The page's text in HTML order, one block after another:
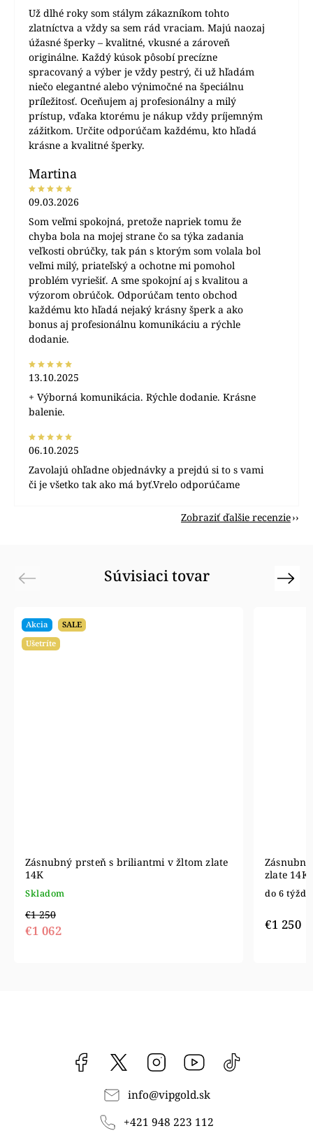
Už dlhé roky som stálym zákazníkom tohto
zlatníctva a vždy sa sem rád vraciam. Majú naozaj
úžasné šperky – kvalitné, vkusné a zároveň
originálne. Každý kúsok pôsobí precízne
spracovaný a výber je vždy pestrý, či už hľadám
niečo elegantné alebo výnimočné na špeciálnu
príležitosť. Oceňujem aj profesionálny a milý
prístup, vďaka ktorému je nákup vždy príjemným
zážitkom. Určite odporúčam každému, kto hľadá
krásne a kvalitné šperky.
Martina
09.03.2026
Som veľmi spokojná, pretože napriek tomu že
chyba bola na mojej strane čo sa týka zadania
veľkosti obrúčky, tak pán s ktorým som volala bol
veľmi milý, priateľský a ochotne mi pomohol
problém vyriešiť. A sme spokojní aj s kvalitou a
výzorom obrúčok. Odporúčam tento obchod
každému kto hľadá nejaký krásny šperk a ako
bonus aj profesionálnu komunikáciu a rýchle
dodanie.
13.10.2025
+ Výborná komunikácia. Rýchle dodanie. Krásne
balenie.
06.10.2025
Zavolajú ohľadne objednávky a prejdú si to s vami
či je všetko tak ako má byť.Vrelo odporúčame
Zobraziť ďalšie recenzie
Súvisiaci tovar
Previous
Akcia
SALE
Ušetríte
Zásnubný prsteň s briliantmi v žltom zlate
14K
Skladom
€1 250
€1 062
zlate 14K
do 6
€1 250
Next
Facebook vipgoldsk Instagram YouTube
info@vipgold.sk
+421 948 223 112